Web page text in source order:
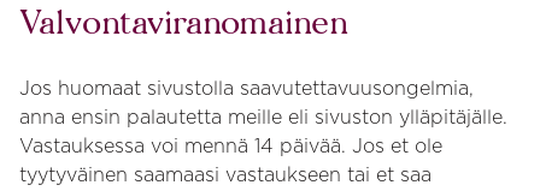
Valvontaviranomainen
Jos huomaat sivustolla saavutettavuusongelmia,
anna ensin palautetta meille eli sivuston ylläpitäjälle.
Vastauksessa voi mennä 14 päivää. Jos et ole
tyytyväinen saamaasi vastaukseen tai et saa